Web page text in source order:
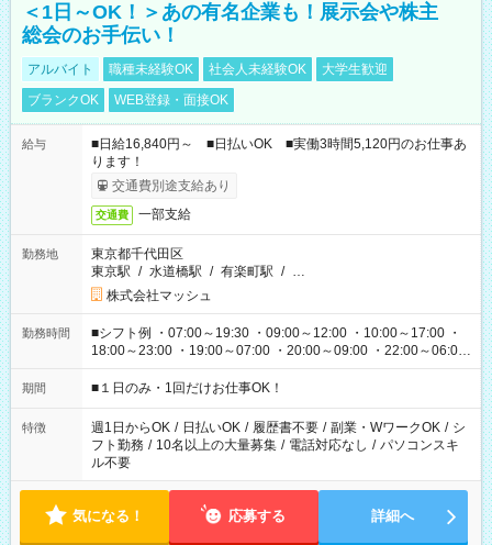
＜1日～OK！＞あの有名企業も！展示会や株主
総会のお手伝い！
アルバイト 職種未経験OK 社会人未経験OK
大学生歓迎
ブランクOK
WEB登録・面接OK
給与
■日給16,840円～ ■日払いOK ■実働3時間5,120円のお仕事あ
ります！
交通費別途支給あり
交通費 一部支給
勤務地
東京都千代田区
東京駅 / 水道橋駅 / 有楽町駅 / …
株式会社マッシュ
勤務時間
■シフト例 ・07:00～19:30 ・09:00～12:00 ・10:00～17:00 ・
18:00～23:00 ・19:00～07:00 ・20:00～09:00 ・22:00～06:00
etc ★最短で3時間で5,120円のお仕事から 15時間で2万円近く稼
げるお仕事も！ ご希望のお時間に合わせてご紹介！ ※シフトは
ください！
期間 ■１日のみ・1回だけお仕事OK！
特徴 週1日からOK / 日払いOK / 履歴書不要 / 副業・WワークOK / シ
フト勤務 / 10名以上の大量募集 / 電話対応なし / パソコンスキ
ル不要
気になる！ 応募する 詳細へ